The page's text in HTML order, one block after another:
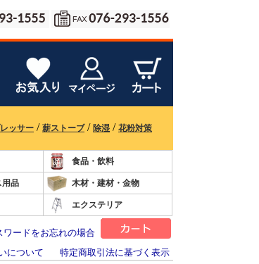
ッサー / 薪ストーブ/ 除湿 / 花粉対策
食品・飲料
用品 木材・建材・金物
エクステリア
ワードをお忘れの場合
について 特定商取引法に基づく表示